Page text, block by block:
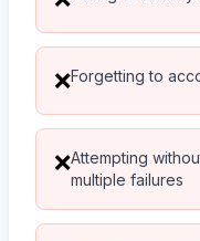
❌Forgetting to
❌Attempting
multiple failures